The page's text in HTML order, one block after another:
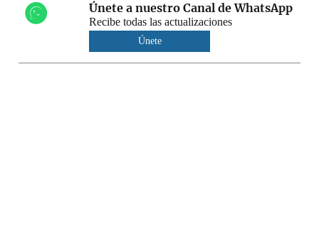
Únete a nuestro Canal de WhatsApp
Recibe todas las actualizaciones
Únete